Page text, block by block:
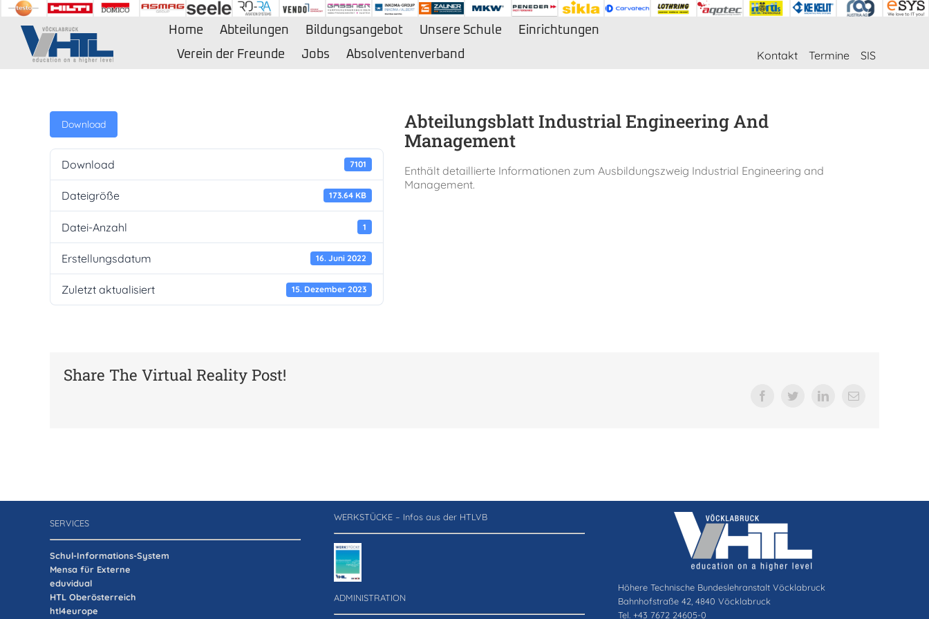
Zum
Inhalt
springen
Home Abteilungen Bildungsangebot Unsere Schule
Einrichtungen
Verein der Freunde
Jobs Absolventenverband Kontakt Termine SIS
Download
Download 7101
Dateigröße 173.64 KB
Datei-Anzahl 1
Erstellungsdatum 16. Juni 2022
Zuletzt aktualisiert 15. Dezember 2023
Abteilungsblatt Industrial Engineering And
Management
Enthält detaillierte Informationen zum Ausbildungszweig Industrial Engineering and
Management.
Share The Virtual Reality Post!
FacebookTwitterLinkedIn
E-
SERVICES
Schul-Informations-System
Mensa für Externe
eduvidual
HTL Oberösterreich
htl4europe
WERKSTÜCKE – Infos aus der HTLVB
ADMINISTRATION
Höhere Technische Bundeslehranstalt Vöcklabruck
Bahnhofstraße 42, 4840 Vöcklabruck
Tel. +43 7672 24605-0